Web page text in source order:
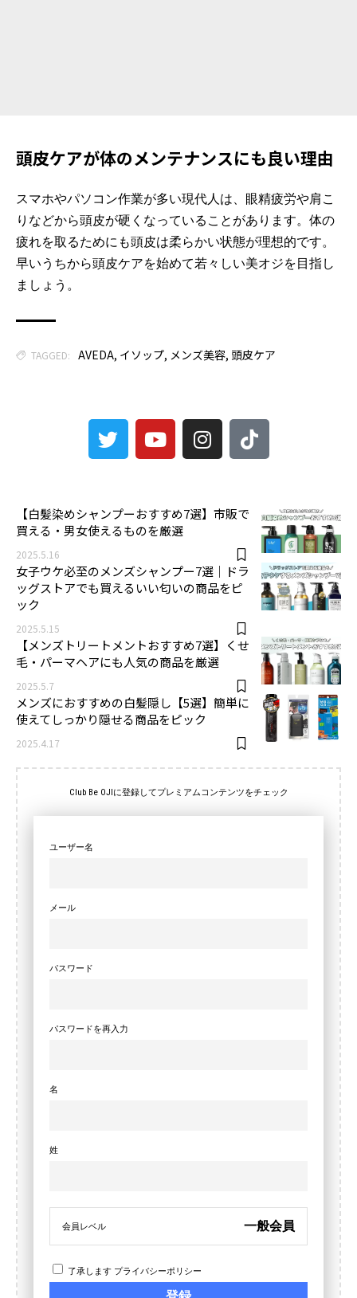
頭皮ケアが体のメンテナンスにも良い理由
スマホやパソコン作業が多い現代人は、眼精疲労や肩こ
りなどから頭皮が硬くなっていることがあります。体の
疲れを取るためにも頭皮は柔らかい状態が理想的です。
早いうちから頭皮ケアを始めて若々しい美オジを目指し
ましょう。
TAGGED: AVEDA, イソップ, メンズ美容, 頭皮ケア
【白髪染めシャンプーおすすめ7選】市販で
買える・男女使えるものを厳選
2025.5.16
女子ウケ必至のメンズシャンプー7選｜ドラ
ッグストアでも買えるいい匂いの商品をピ
ック
2025.5.15
【メンズトリートメントおすすめ7選】くせ
毛・パーマヘアにも人気の商品を厳選
2025.5.7
メンズにおすすめの白髪隠し【5選】簡単に
使えてしっかり隠せる商品をピック
2025.4.17
Club Be OJIに登録してプレミアムコンテンツをチェック
ユーザー名
メール
パスワード
パスワードを再入力
名
姓
会員レベル 一般会員
了承します プライバシーポリシー